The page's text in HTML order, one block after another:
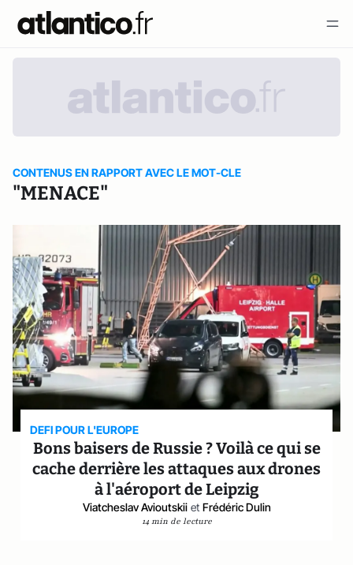
CONTENUS EN RAPPORT AVEC LE MOT-CLE
"MENACE"
DEFI POUR L'EUROPE
Bons baisers de Russie ? Voilà ce qui se
cache derrière les attaques aux drones
à l'aéroport de Leipzig
Viatcheslav Avioutskii et Frédéric Dulin
14 min de lecture